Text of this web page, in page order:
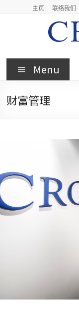
主页 联络我们
Menu
财富管理